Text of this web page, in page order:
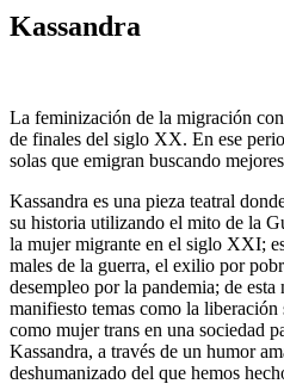
Kassandra
La feminización de la migración
de finales del siglo XX. En ese
solas que emigran buscando
Kassandra es una pieza teatral
su historia utilizando el mito de la
la mujer migrante en el siglo XXI;
males de la guerra, el exilio por
desempleo por la pandemia; de esta
manifiesto temas como la
como mujer trans en una sociedad
Kassandra, a través de un humor
deshumanizado del que hemos